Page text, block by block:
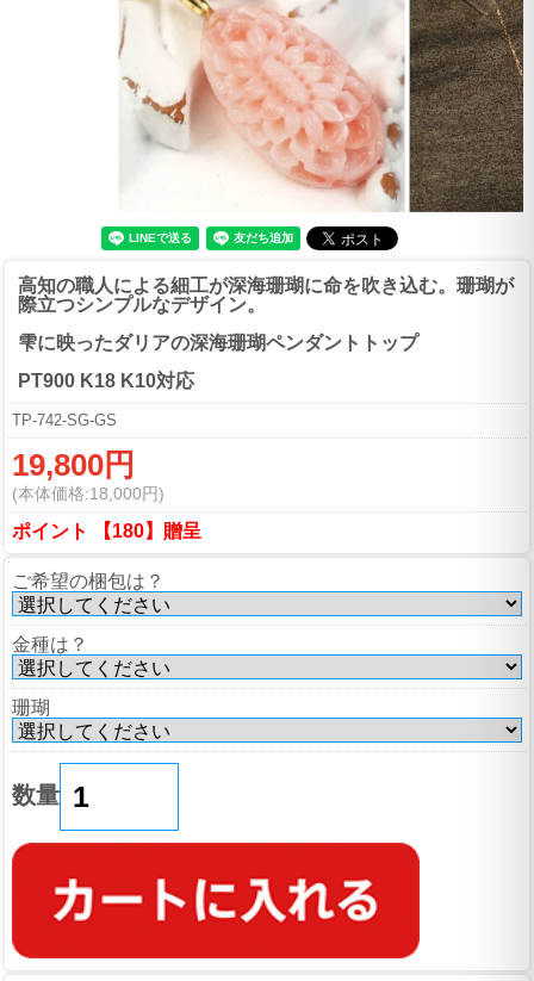
高知の職人による細工が深海珊瑚に命を吹き込む。珊瑚が
際立つシンプルなデザイン。
雫に映ったダリアの深海珊瑚ペンダントトップ
PT900 K18 K10対応
TP-742-SG-GS
19,800円
(本体価格:18,000円)
ポイント 【180】贈呈
ご希望の梱包は？
金種は？
珊瑚
数量